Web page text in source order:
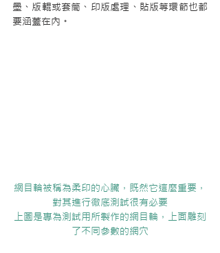
墨、版輥或套筒、印版處理、貼版等環節也都
要涵蓋在內。
網目輪被稱為柔印的心臟，既然它這麼重要，
對其進行徹底測試很有必要
上圖是專為測試用所製作的網目輪，上面雕刻
了不同參數的網穴